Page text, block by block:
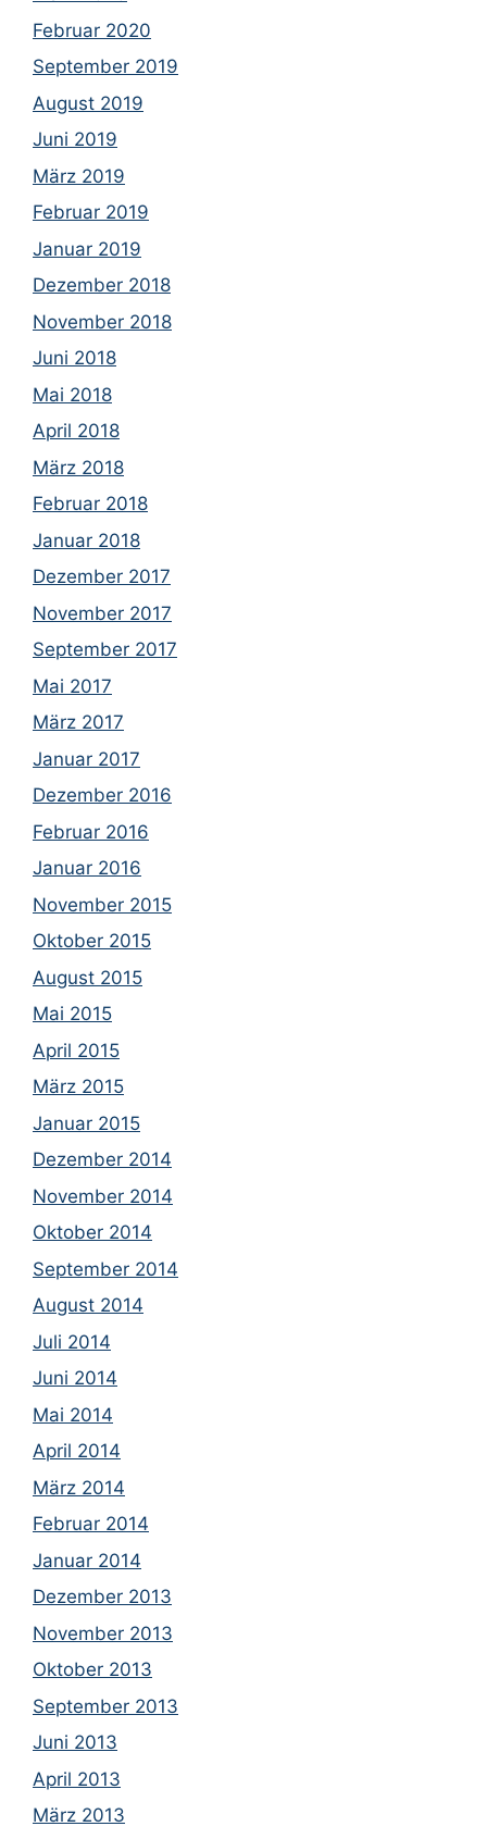
Februar 2020
September 2019
August 2019
Juni 2019
März 2019
Februar 2019
Januar 2019
Dezember 2018
November 2018
Juni 2018
Mai 2018
April 2018
März 2018
Februar 2018
Januar 2018
Dezember 2017
November 2017
September 2017
Mai 2017
März 2017
Januar 2017
Dezember 2016
Februar 2016
Januar 2016
November 2015
Oktober 2015
August 2015
Mai 2015
April 2015
März 2015
Januar 2015
Dezember 2014
November 2014
Oktober 2014
September 2014
August 2014
Juli 2014
Juni 2014
Mai 2014
April 2014
März 2014
Februar 2014
Januar 2014
Dezember 2013
November 2013
Oktober 2013
September 2013
Juni 2013
April 2013
März 2013